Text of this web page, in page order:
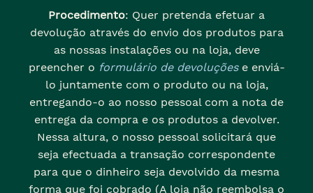
Procedimento: Quer pretenda efetuar a
devolução através do envio dos produtos para
as nossas instalações ou na loja, deve
preencher o formulário de devoluçõese enviá-
lo juntamente com o produto ou na loja,
entregando-o ao nosso pessoal com a nota de
entrega da compra e os produtos a devolver.
Nessa altura, o nosso pessoal solicitará que
seja efectuada a transação correspondente
para que o dinheiro seja devolvido da mesma
forma que foi cobrado (A loja não reembolsa o